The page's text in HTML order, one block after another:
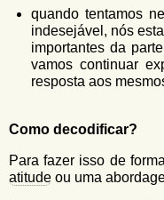
quando tentamos
indesejável, nós
importantes da parte
vamos continuar
resposta aos
Como decodificar?
Para fazer isso de
atitude ou uma